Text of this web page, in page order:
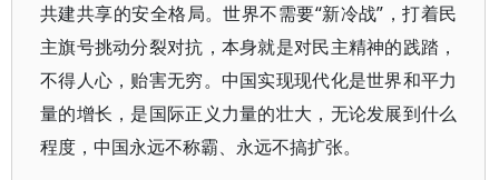
共建共享的安全格局。世界不需要“新冷战”，打着民
主旗号挑动分裂对抗，本身就是对民主精神的践踏，
不得人心，贻害无穷。中国实现现代化是世界和平力
量的增长，是国际正义力量的壮大，无论发展到什么
程度，中国永远不称霸、永远不搞扩张。